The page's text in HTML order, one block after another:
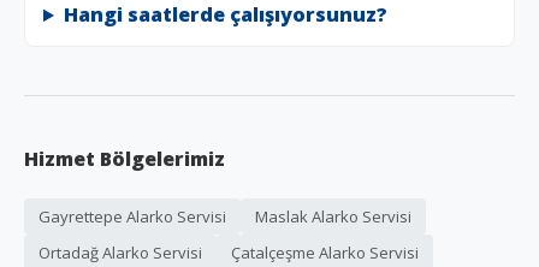
Hangi saatlerde çalışıyorsunuz?
Hizmet Bölgelerimiz
Gayrettepe Alarko Servisi
Maslak Alarko Servisi
Ortadağ Alarko Servisi
Çatalçeşme Alarko Servisi